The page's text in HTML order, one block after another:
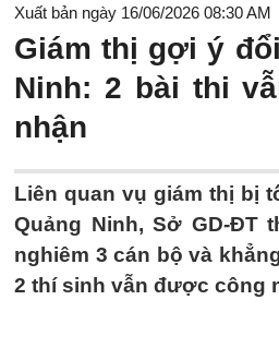
Xuất bản ngày 16/06/2026 08:30 AM
Giám thị gợi ý
Ninh: 2 bài thi
nhận
Liên quan vụ giám thị bị
Quảng Ninh, Sở GD-ĐT
nghiêm 3 cán bộ và
2 thí sinh vẫn được công